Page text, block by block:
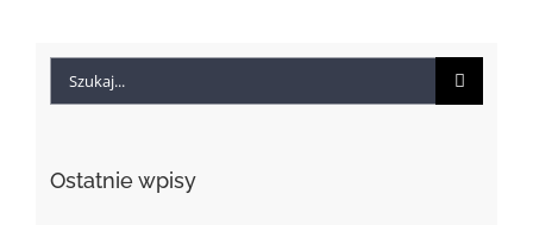
Szukaj
Ostatnie wpisy